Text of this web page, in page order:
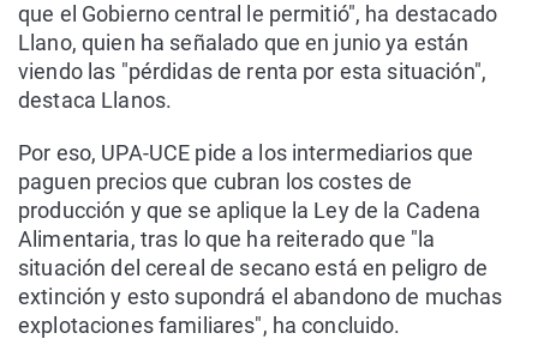
que el Gobierno central le permitió", ha destacado
Llano, quien ha señalado que en junio ya están
viendo las "pérdidas de renta por esta situación",
destaca Llanos.
Por eso, UPA-UCE pide a los intermediarios que
paguen precios que cubran los costes de
producción y que se aplique la Ley de la Cadena
Alimentaria, tras lo que ha reiterado que "la
situación del cereal de secano está en peligro de
extinción y esto supondrá el abandono de muchas
explotaciones familiares", ha concluido.